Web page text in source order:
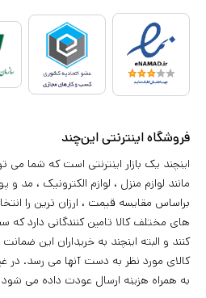
فروشگاه اینترنتی این‌چند
اینچند یک بازار اینترنتی است که شما می
مانند لوازم منزل ، لوازم الکترونیک ، مد
براساس مقایسه قیمت ، ارزان ترین را
های مختلف کالا تامین کنندگانی دارد که
کنند و البته اینچند به خریداران این
کالای مورد نظر به دست آنها می رسد. در
به همراه هزینه ارسال عودت داده می شود